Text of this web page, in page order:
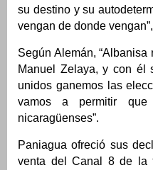
su destino y su
vengan de donde
Según Alemán,
Manuel Zelaya, y con él
unidos ganemos las
vamos a permitir
nicaragüenses”.
Paniagua ofreció sus
venta del Canal 8 de la